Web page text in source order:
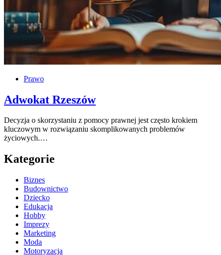
Prawo
Adwokat Rzeszów
Decyzja o skorzystaniu z pomocy prawnej jest często krokiem
kluczowym w rozwiązaniu skomplikowanych problemów
życiowych.…
Kategorie
Biznes
Budownictwo
Dziecko
Edukacja
Hobby
Imprezy
Marketing
Moda
Motoryzacja